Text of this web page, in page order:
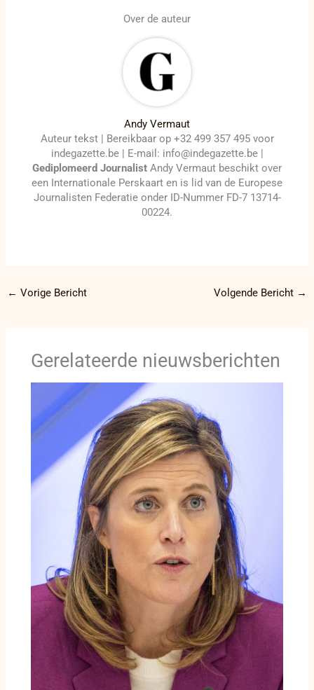
Over de auteur
Andy Vermaut
Auteur tekst | Bereikbaar op +32 499 357 495 voor
indegazette.be | E-mail: info@indegazette.be |
Gediplomeerd Journalist Andy Vermaut beschikt over
een Internationale Perskaart en is lid van de Europese
Journalisten Federatie onder ID-Nummer FD-7 13714-
00224.
← Vorige Bericht Volgende Bericht →
Gerelateerde nieuwsberichten